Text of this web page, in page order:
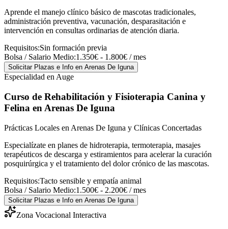
Aprende el manejo clínico básico de mascotas tradicionales,
administración preventiva, vacunación, desparasitación e
intervención en consultas ordinarias de atención diaria.
Requisitos:Sin formación previa
Bolsa / Salario Medio:1.350€ - 1.800€ / mes
Solicitar Plazas e Info en Arenas De Iguna
Especialidad en Auge
Curso de Rehabilitación y Fisioterapia Canina y
Felina en Arenas De Iguna
Prácticas Locales en Arenas De Iguna y Clínicas Concertadas
Especialízate en planes de hidroterapia, termoterapia, masajes
terapéuticos de descarga y estiramientos para acelerar la curación
posquirúrgica y el tratamiento del dolor crónico de las mascotas.
Requisitos:Tacto sensible y empatía animal
Bolsa / Salario Medio:1.500€ - 2.200€ / mes
Solicitar Plazas e Info en Arenas De Iguna
Zona Vocacional Interactiva